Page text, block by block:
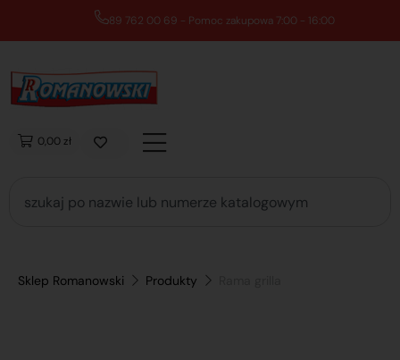
89 762 00 69 - Pomoc zakupowa 7:00 - 16:00
0,00 zł
Sklep Romanowski Produkty